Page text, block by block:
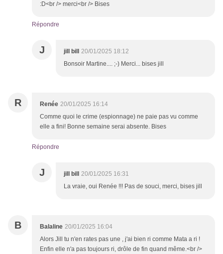
:D<br /> merci<br /> Bises
Répondre
J jill bill
20/01/2025 18:12
Bonsoir Martine.... ;-) Merci... bises jill
R Renée 20/01/2025 16:14
Comme quoi le crime (espionnage) ne paie pas vu comme
elle a fini! Bonne semaine serai absente. Bises
Répondre
J jill bill
20/01/2025 16:31
La vraie, oui Renée !!! Pas de souci, merci, bises jill
B Balaline 20/01/2025 16:04
Alors Jill tu n'en rates pas une , j'ai bien ri comme Mata a ri !
Enfin elle n'a pas toujours ri, drôle de fin quand même.<br />